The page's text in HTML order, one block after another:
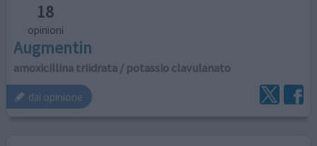
18
opinioni
Augmentin
amoxicillina triidrata / potassio clavulanato
dai opinione